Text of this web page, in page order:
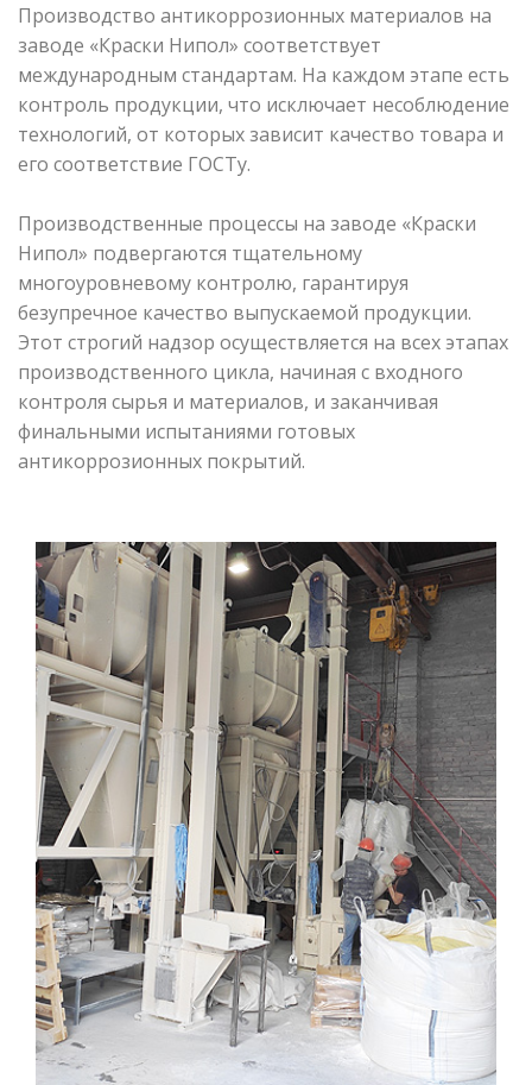
Производство антикоррозионных материалов на
заводе «Краски Нипол» соответствует
международным стандартам. На каждом этапе есть
контроль продукции, что исключает несоблюдение
технологий, от которых зависит качество товара и
его соответствие ГОСТу.
Производственные процессы на заводе «Краски
Нипол» подвергаются тщательному
многоуровневому контролю, гарантируя
безупречное качество выпускаемой продукции.
Этот строгий надзор осуществляется на всех этапах
производственного цикла, начиная с входного
контроля сырья и материалов, и заканчивая
финальными испытаниями готовых
антикоррозионных покрытий.